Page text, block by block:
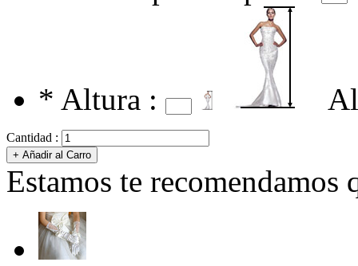
* Altura :
Cantidad :
Estamos te recomendamos